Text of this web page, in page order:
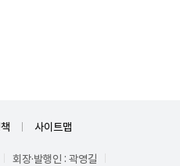
사이트맵
회장·발행인 : 곽영길